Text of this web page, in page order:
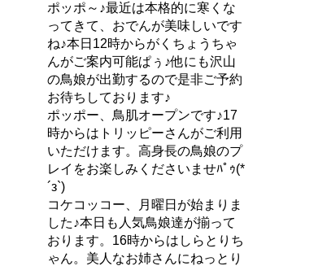
ポッポ～♪最近は本格的に寒くな
ってきて、おでんが美味しいです
ね♪本日12時からがくちょうちゃ
んがご案内可能ぱぅ♪他にも沢山
の鳥娘が出勤するので是非ご予約
お待ちしております♪
ポッポー、鳥肌オープンです♪17
時からはトリッピーさんがご利用
いただけます。高身長の鳥娘のプ
レイをお楽しみくださいませﾊﾟｩ(*
´з`)
コケコッコー、月曜日が始まりま
した♪本日も人気鳥娘達が揃って
おります。16時からはしらとりち
ゃん。美人なお姉さんにねっとり